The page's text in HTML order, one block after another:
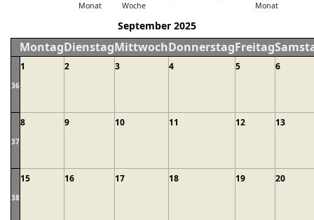
Monat
Woche
Monat
September 2025
MontagDienstagMittwochDonnerstagFreitag
36
1 2 3 4 5 6
37
8 9 10 11 12 13
38
15 16 17 18 19 20